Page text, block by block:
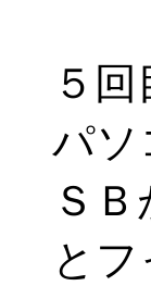
５
パソ
Ｓ
と